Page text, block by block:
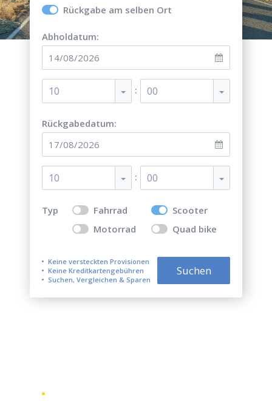
Rückgabe am selben Ort
Abholdatum:
10 : 00
Rückgabedatum:
10 : 00
Typ Fahrrad
Scooter
Motorrad
Quad bike
Keine versteckten Provisionen
Keine Kreditkartengebühren
Suchen, Vergleichen & Sparen
Suchen